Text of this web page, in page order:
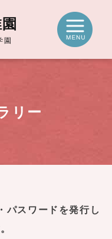
園
リー
パスワードを発行し